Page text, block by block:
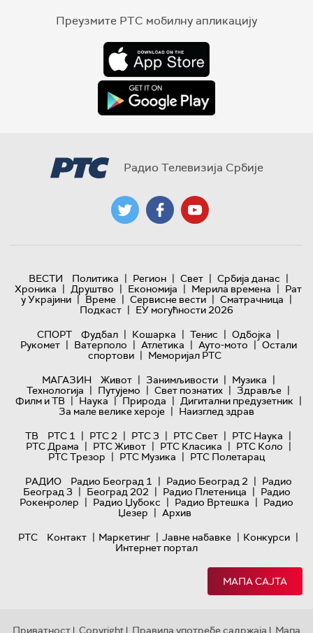
Преузмите РТС мобилну апликацију
Радио Телевизија Србије
ВЕСТИ Политика | Регион | Свет | Србија данас |
Хроника | Друштво | Економија | Мерила времена | Рат
у Украјини | Време | Сервисне вести | Сматрачница |
Подкаст | ЕУ могућности 2026
СПОРТ
Фудбал | Кошарка | Тенис | Одбојка |
Рукомет | Ватерполо | Атлетика | Ауто-мото | Остали
спортови | Меморијал РТС
МАГАЗИН
Живот | Занимљивости | Музика |
Технологијa | Путујемо | Свет познатих | Здравље |
Филм и ТВ | Наука | Природа | Дигитални предузетник |
За мале велике хероје | Наизглед здрав
ТВ
РТС 1 | РТС 2 | РТС 3 | РТС Свет | РТС Наука |
РТС Драма | РТС Живот | РТС Класика | РТС Коло |
РТС Трезор | РТС Музика | РТС Полетарац
РАДИО
Радио Београд 1 | Радио Београд 2 | Радио
Београд 3 | Београд 202 | Радио Плетеница | Радио
Рокенролер | Радио Џубокс | Радио Вртешка | Радио
Џезер | Архив
РТС
Контакт | Маркетинг | Јавне набавке | Конкурси |
Интернет портал
МАПА САЈТА
Приватност | Copyright | Правила употребе садржаја | Мапа